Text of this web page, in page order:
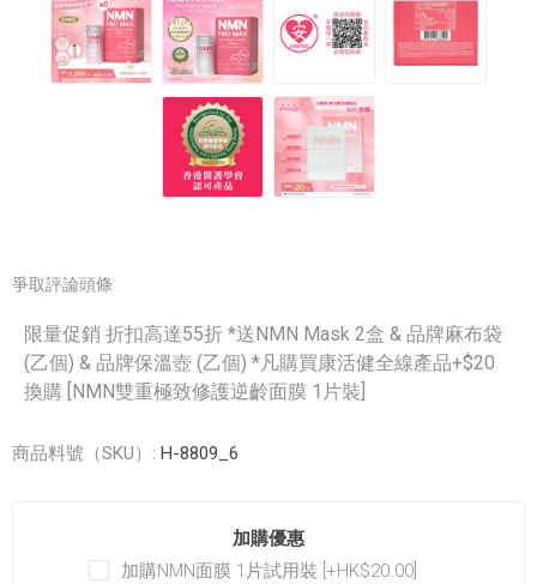
爭取評論頭條
限量促銷 折扣高達55折 *送NMN Mask 2盒 & 品牌麻布袋
(乙個) & 品牌保溫壺 (乙個) *凡購買康活健全線產品+$20
換購 [NMN雙重極致修護逆齡面膜 1片裝]
商品料號（SKU）: H-8809_6
加購優惠
加購NMN面膜 1片試用裝 [+HK$20.00]